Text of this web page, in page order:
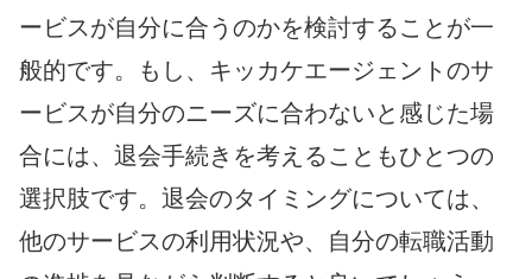
ービスが自分に合うのかを検討することが一
般的です。もし、キッカケエージェントのサ
ービスが自分のニーズに合わないと感じた場
合には、退会手続きを考えることもひとつの
選択肢です。退会のタイミングについては、
他のサービスの利用状況や、自分の転職活動